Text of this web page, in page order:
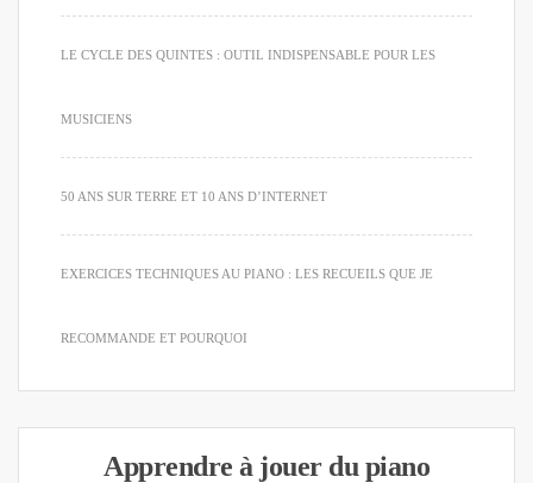
LE CYCLE DES QUINTES : OUTIL INDISPENSABLE POUR LES
MUSICIENS
50 ANS SUR TERRE ET 10 ANS D’INTERNET
EXERCICES TECHNIQUES AU PIANO : LES RECUEILS QUE JE
RECOMMANDE ET POURQUOI
Apprendre à jouer du piano